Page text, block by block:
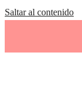
Saltar al contenido